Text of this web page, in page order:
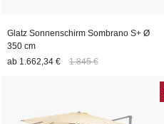
Glatz Sonnenschirm Sombrano S+ Ø
350 cm
ab 1.662,34 € 1.845 €